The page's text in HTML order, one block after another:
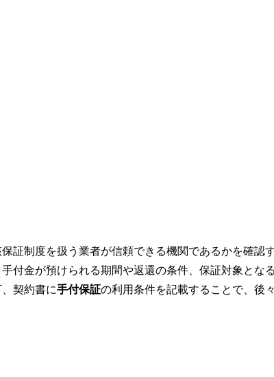
証制度を扱う業者が信頼できる機関であるかを確認
付金が預けられる期間や返還の条件、保証対象とな
契約書に手付保証の利用条件を記載することで、後